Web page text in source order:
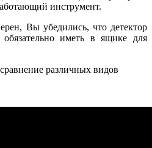
инструмент.
Вы убедились, что детектор
иметь в ящике для
различных видов